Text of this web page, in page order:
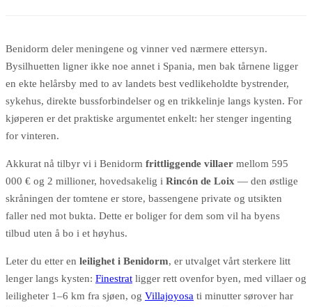
Benidorm deler meningene og vinner ved nærmere ettersyn.
Bysilhuetten ligner ikke noe annet i Spania, men bak tårnene ligger
en ekte helårsby med to av landets best vedlikeholdte bystrender,
sykehus, direkte bussforbindelser og en trikkelinje langs kysten. For
kjøperen er det praktiske argumentet enkelt: her stenger ingenting
for vinteren.
Akkurat nå tilbyr vi i Benidorm frittliggende villaer mellom 595
000 € og 2 millioner, hovedsakelig i Rincón de Loix — den østlige
skråningen der tomtene er store, bassengene private og utsikten
faller ned mot bukta. Dette er boliger for dem som vil ha byens
tilbud uten å bo i et høyhus.
Leter du etter en leilighet i Benidorm, er utvalget vårt sterkere litt
lenger langs kysten: Finestrat ligger rett ovenfor byen, med villaer og
leiligheter 1–6 km fra sjøen, og Villajoyosa ti minutter sørover har